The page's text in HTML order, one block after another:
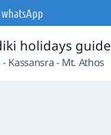
whatsApp
holidays guide
Kassansra - Mt. Athos